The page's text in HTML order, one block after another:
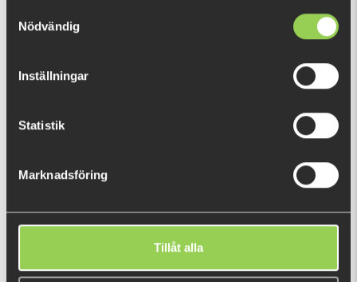
Nödvändig
Inställningar
Statistik
Marknadsföring
Tillåt alla
POPULÄRA PRODUKTER